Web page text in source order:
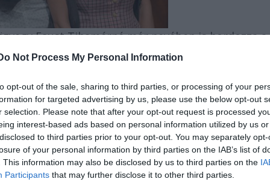
Not Process My Personal Information
opt-out of the sale, sharing to third parties, or processing of your
for targeted advertising by us, please use the below opt-out
selection. Please note that after your opt-out request is processed
interest-based ads based on personal information utilized by us
to third parties prior to your opt-out. You may separately
of your personal information by third parties on the IAB’s list of
This information may also be disclosed by us to third parties on the
Participants that may further disclose it to other third parties.
Faust Tihamérné már nevében is hordozza a
lehetőségét. Mielőtt azonban Kamillát
között éldegél Pesten 1938-ban.
emberek voltak: egyikük ügyvéd, másikuk
pénzt sehol a lakásban. Rudi, a pincér
éppen nála tartózkodik Etelka, a spiritiszta
fenyegetések ellenére sem adja át a